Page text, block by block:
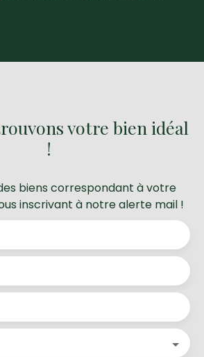
votre bien idéal
!
biens correspondant à votre
inscrivant à notre alerte mail !